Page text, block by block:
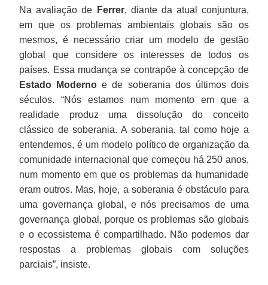
Na avaliação de Ferrer, diante da atual conjuntura,
em que os problemas ambientais globais são os
mesmos, é necessário criar um modelo de gestão
global que considere os interesses de todos os
países. Essa mudança se contrapõe à concepção de
Estado Moderno e de soberania dos últimos dois
séculos. “Nós estamos num momento em que a
realidade produz uma dissolução do conceito
clássico de soberania. A soberania, tal como hoje a
entendemos, é um modelo político de organização da
comunidade internacional que começou há 250 anos,
num momento em que os problemas da humanidade
eram outros. Mas, hoje, a soberania é obstáculo para
uma governança global, e nós precisamos de uma
governança global, porque os problemas são globais
e o ecossistema é compartilhado. Não podemos dar
respostas a problemas globais com soluções
parciais”, insiste.